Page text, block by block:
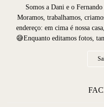
Somos a Dani e o
Moramos, trabalhamos,
endereço: em cima é nossa
😅Enquanto editamos fotos,